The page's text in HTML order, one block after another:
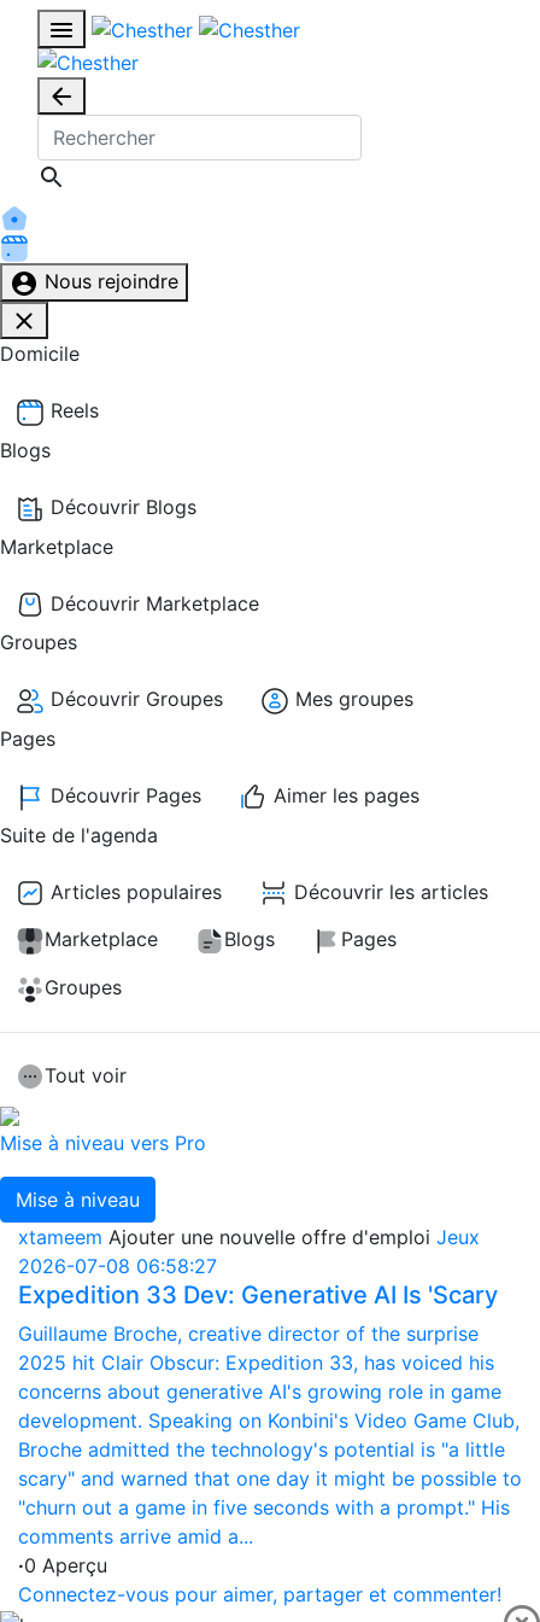
Nous rejoindre
Domicile
Reels
Blogs
Découvrir Blogs
Marketplace
Découvrir Marketplace
Groupes
Découvrir Groupes
Mes groupes
Pages
Découvrir Pages
Aimer les pages
Suite de l'agenda
Articles populaires
Découvrir les articles
Marketplace
Blogs
Pages
Groupes
Tout voir
Mise à niveau vers Pro
Mise à niveau
xtameem Ajouter une nouvelle offre d'emploi Jeux
2026-07-08 06:58:27
Expedition 33 Dev: Generative AI Is 'Scary
Guillaume Broche, creative director of the surprise
2025 hit Clair Obscur: Expedition 33, has voiced his
concerns about generative AI's growing role in game
development. Speaking on Konbini's Video Game Club,
Broche admitted the technology's potential is "a little
scary" and warned that one day it might be possible to
"churn out a game in five seconds with a prompt." His
comments arrive amid a...
·0 Aperçu
Connectez-vous pour aimer, partager et commenter!